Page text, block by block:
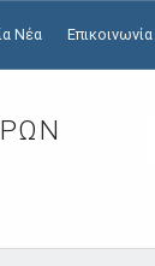
Νέα Επικοινωνία